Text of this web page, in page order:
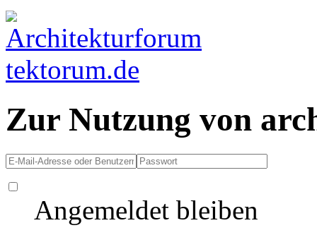
Zur Nutzung von
Angemeldet bleiben